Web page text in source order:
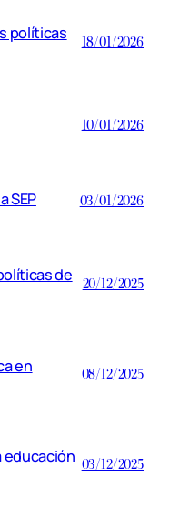
políticas 18/01/2026
10/01/2026
SEP 03/01/2026
de 20/12/2025
en 08/12/2025
educación 03/12/2025